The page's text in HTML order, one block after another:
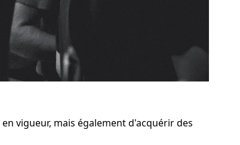
vigueur, mais également d'acquérir des